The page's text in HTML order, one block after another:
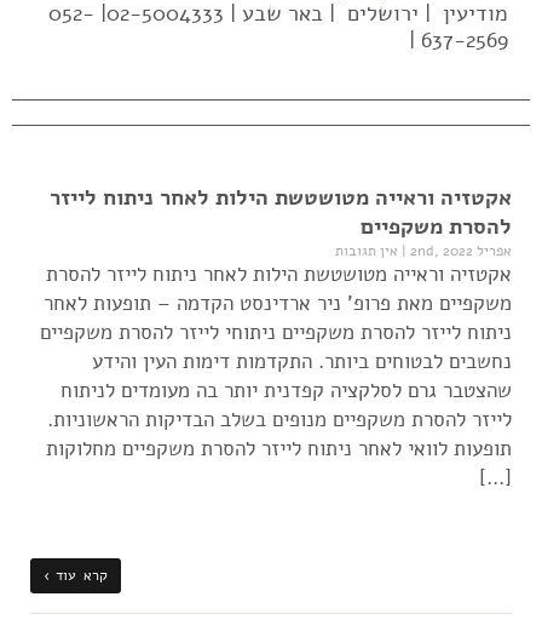
מודיעין | ירושלים | באר שבע | 02-5004333| 052-
637-2569 |
אקטזיה וראייה מטושטשת הילות לאחר ניתוח לייזר
להסרת משקפיים
אפריל 2nd, 2022 | אין תגובות
אקטזיה וראייה מטושטשת הילות לאחר ניתוח לייזר להסרת
משקפיים מאת פרופ' ניר ארדינסט הקדמה – תופעות לאחר
ניתוח לייזר להסרת משקפיים ניתוחי לייזר להסרת משקפיים
נחשבים לבטוחים ביותר. התקדמות דימות העין והידע
שהצטבר גרם לסלקציה קפדנית יותר בה מעומדים לניתוח
לייזר להסרת משקפיים מנופים בשלב הבדיקות הראשוניות.
תופעות לוואי לאחר ניתוח לייזר להסרת משקפיים מחלוקות
[…]
קרא עוד ›